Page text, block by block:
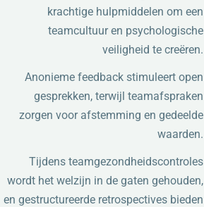
krachtige hulpmiddelen om een
teamcultuur en psychologische
veiligheid te creëren.
Anonieme feedback stimuleert open
gesprekken, terwijl teamafspraken
zorgen voor afstemming en gedeelde
waarden.
Tijdens teamgezondheidscontroles
wordt het welzijn in de gaten gehouden,
en gestructureerde retrospectives bieden